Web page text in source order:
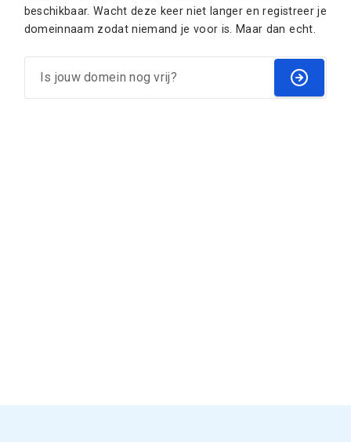
beschikbaar. Wacht deze keer niet langer en registreer je
domeinnaam zodat niemand je voor is. Maar dan echt.